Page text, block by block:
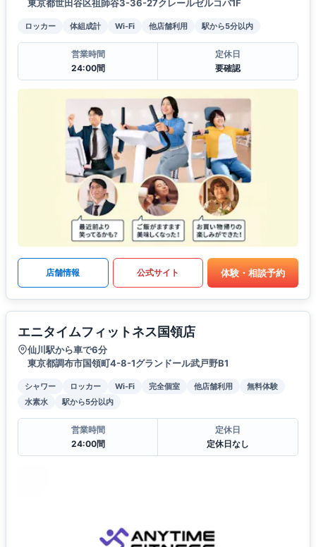
東京都世田谷区祖師谷3-36-27クレールゼルコバ1F
ロッカー 体組成計 Wi-Fi 他店舗利用 駅から5分以内
営業時間
24:00間
定休日
要確認
店舗情報 公式サイト 体験・相談予約
エニタイムフィットネス国領店
仙川駅から車で6分
東京都調布市国領町4-8-1グランドール武戸野B1
シャワー ロッカー Wi-Fi 完全個室 他店舗利用
無料体験
水素水
駅から5分以内
営業時間
24:00間
定休日
定休日なし